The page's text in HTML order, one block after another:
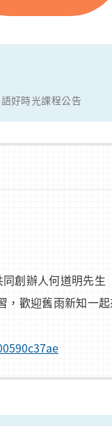
好時光課程公告
創辦人何道明先
歡迎舊雨新知一